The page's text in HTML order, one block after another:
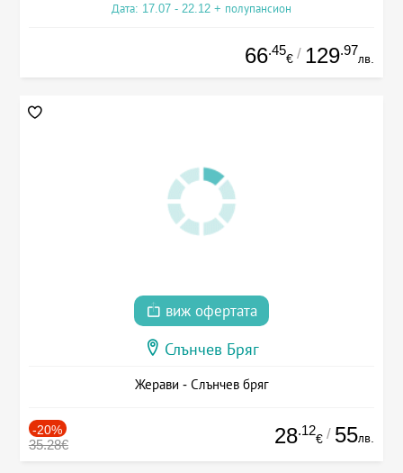
Дата: 17.07 - 22.12 + полупансион
66.45
€ / 129.97
лв.
виж офертата
Слънчев Бряг
Жерави - Слънчев бряг
-20%
35.28€ 28.12
€ / 55лв.